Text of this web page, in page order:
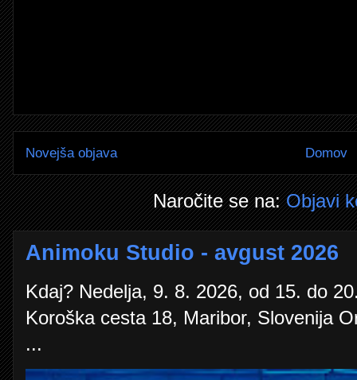
Novejša objava Domov
Naročite se na:Objavi
Animoku Studio - avgust 2026
Kdaj? Nedelja, 9. 8. 2026, od 15. do
Koroška cesta 18, Maribor, Slovenija
...